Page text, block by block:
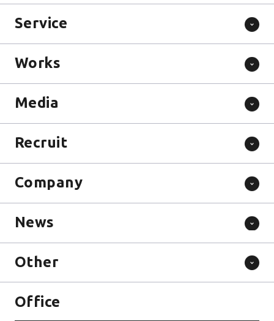
Service
Works
Media
Recruit
Company
News
Other
Office